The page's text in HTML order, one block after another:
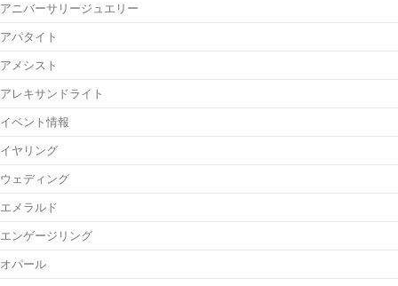
アニバーサリージュエリー
アパタイト
アメシスト
アレキサンドライト
イベント情報
イヤリング
ウェディング
エメラルド
エンゲージリング
オパール